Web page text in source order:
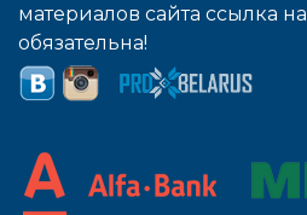
материалов сайта ссылка на
обязательна!